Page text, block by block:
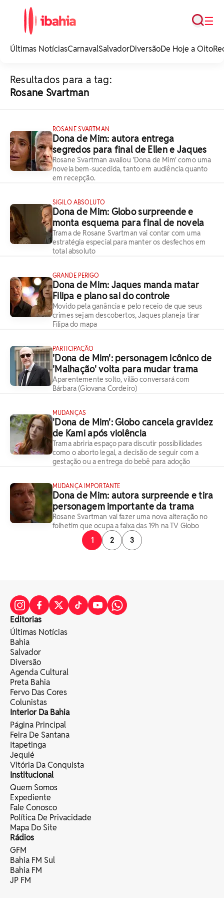
noticias e
☰
Busca
Últimas NotíciasCarnavalSalvadorDiversãoDe Hoje a Oito
Resultados para a tag:
Rosane Svartman
ROSANE SVARTMAN
Dona de Mim: autora entrega
segredos para final de Ellen e Jaques
Rosane Svartman avaliou 'Dona de Mim' como uma
novela bem-sucedida, tanto em audiência quanto
em recepção.
SIGILO ABSOLUTO
Dona de Mim: Globo surpreende e
monta esquema para final de novela
Trama de Rosane Svartman vai contar com uma
estratégia especial para manter os desfechos em
total absoluto
GRANDE PERIGO
Dona de Mim: Jaques manda matar
Filipa e plano sai do controle
Movido pela ganância e pelo receio de que seus
crimes sejam descobertos, Jaques planeja tirar
Filipa do mapa
PARTICIPAÇÃO
'Dona de Mim': personagem icônico de
'Malhação' volta para mudar trama
Aparentemente solto, vilão conversará com
Bárbara (Giovana Cordeiro)
MUDANÇAS
'Dona de Mim': Globo cancela gravidez
de Kami após violência
Trama abriria espaço para discutir possibilidades
como o aborto legal, a decisão de seguir com a
gestação ou a entrega do bebê para adoção
MUDANÇA IMPORTANTE
Dona de Mim: autora surpreende e tira
personagem importante da trama
Rosane Svartman vai fazer uma nova alteração no
folhetim que ocupa a faixa das 19h na TV Globo
1
2 3
Editorias
Últimas Notícias
Bahia
Salvador
Diversão
Agenda Cultural
Preta Bahia
Fervo Das Cores
Colunistas
Interior Da Bahia
Página Principal
Feira De Santana
Itapetinga
Jequié
Vitória Da Conquista
Institucional
Quem Somos
Expediente
Fale Conosco
Política De Privacidade
Mapa Do Site
Rádios
GFM
Bahia FM Sul
Bahia FM
JP FM